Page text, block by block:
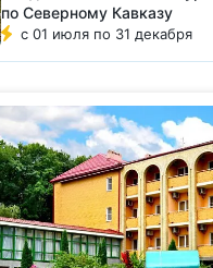
по Северному Кавказу
с 01 июля по 31 декабря